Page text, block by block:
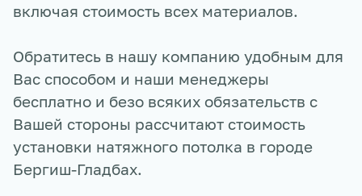
включая стоимость всех материалов.
Обратитесь в нашу компанию удобным для
Вас способом и наши менеджеры
бесплатно и безо всяких обязательств с
Вашей стороны рассчитают стоимость
установки натяжного потолка в городе
Бергиш-Гладбах.